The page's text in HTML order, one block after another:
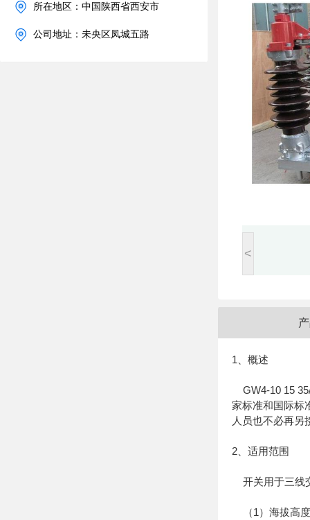
所在地区：中国陕西省西安市
公司地址：未央区凤城五路
<
1、概述
GW4-10 15
家标准和国际标
人员也不必再另
2、适用范围
开关用于三线
（1）海拔高